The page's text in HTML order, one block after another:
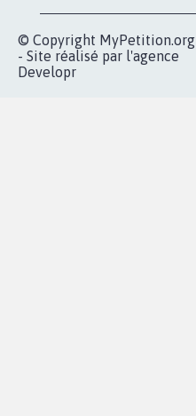
© Copyright MyPetition.org
- Site réalisé par l'agence
Developr